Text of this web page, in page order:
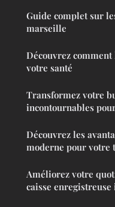
Guide complet sur
marseille
Découvrez
votre santé
Transformez votre
incontournables
Découvrez les
moderne pour votre
Améliorez votre
caisse enregistreuse